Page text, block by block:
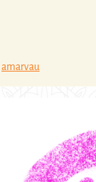
amarvau